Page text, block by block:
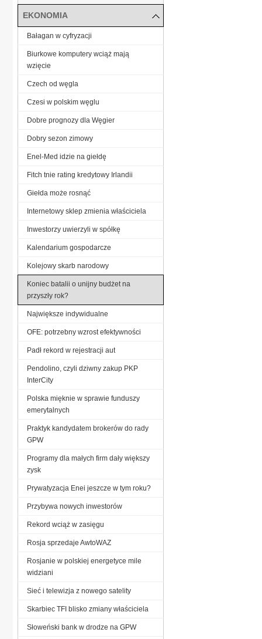
EKONOMIA
Bałagan w cyfryzacji
Biurkowe komputery wciąż mają
wzięcie
Czech od węgla
Czesi w polskim węglu
Dobre prognozy dla Węgier
Dobry sezon zimowy
Enel-Med idzie na giełdę
Fitch tnie rating kredytowy Irlandii
Giełda może rosnąć
Internetowy sklep zmienia właściciela
Inwestorzy uwierzyli w spółkę
Kalendarium gospodarcze
Kolejowy skarb narodowy
Koniec batalii o unijny budżet na
przyszły rok?
Największe indywidualne
OFE: potrzebny wzrost efektywności
Padł rekord w rejestracji aut
Pendolino, czyli dziwny zakup PKP
InterCity
Polska mięknie w sprawie funduszy
emerytalnych
Praktyk kandydatem brokerów do rady
GPW
Programy dla małych firm dały większy
zysk
Prywatyzacja Enei jeszcze w tym roku?
Przybywa nowych inwestorów
Rekord wciąż w zasięgu
Rosja sprzedaje AwtoWAZ
Rosjanie w polskiej energetyce mile
widziani
Sieć i telewizja z nowego satelity
Skarbiec TFI blisko zmiany właściciela
Słoweński bank w drodze na GPW